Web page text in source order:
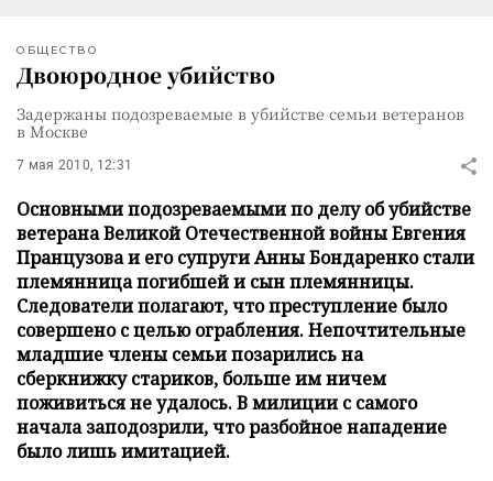
ОБЩЕСТВО
Двоюродное убийство
Задержаны подозреваемые в убийстве семьи ветеранов
в Москве
7 мая 2010, 12:31
Основными подозреваемыми по делу об убийстве
ветерана Великой Отечественной войны Евгения
Пранцузова и его супруги Анны Бондаренко стали
племянница погибшей и сын племянницы.
Следователи полагают, что преступление было
совершено с целью ограбления. Непочтительные
младшие члены семьи позарились на
сберкнижку стариков, больше им ничем
поживиться не удалось. В милиции с самого
начала заподозрили, что разбойное нападение
было лишь имитацией.